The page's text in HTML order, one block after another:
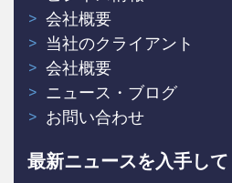
会社概要
当社のクライアント
会社概要
ニュース・ブログ
お問い合わせ
最新ニュースを入手して